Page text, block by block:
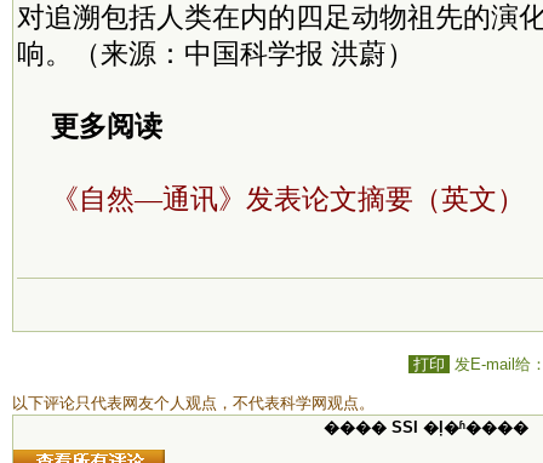
对追溯包括人类在内的四足动物祖先的演
响。（来源：中国科学报 洪蔚）
更多阅读
《自然—通讯》发表论文摘要（英文）
打印 发E-mail给
以下评论只代表网友个人观点，不代表科学网观点。
���� SSI �ļ�ʱ����